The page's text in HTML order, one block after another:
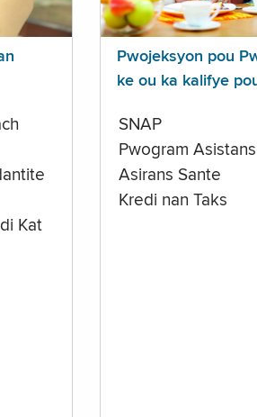
Kat
Pwojeksyon pou
ke ou ka kalifye
SNAP
Pwogram
Asirans Sante
Kredi nan Taks